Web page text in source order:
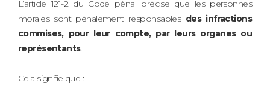
L’article 121-2 du Code pénal précise que les personnes
morales sont pénalement responsables des infractions
commises, pour leur compte, par leurs organes ou
représentants.
Cela signifie que :